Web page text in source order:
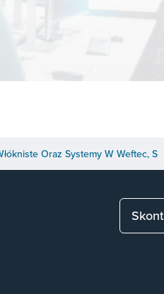
Oraz Systemy W Weftec, S